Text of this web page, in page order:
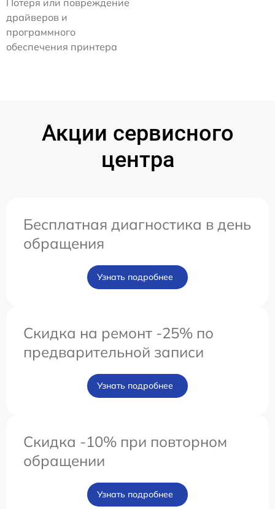
Потеря или повреждение
драйверов и
программного
обеспечения принтера
Акции сервисного
центра
Бесплатная диагностика в день
обращения
Узнать подробнее
Скидка на ремонт -25% по
предварительной записи
Узнать подробнее
Скидка -10% при повторном
обращении
Узнать подробнее